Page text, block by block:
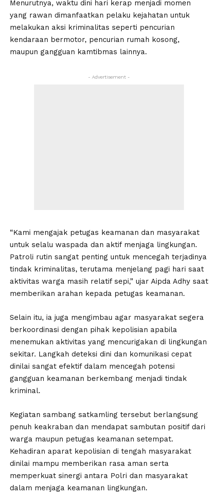
Menurutnya, waktu dini hari kerap menjadi momen
yang rawan dimanfaatkan pelaku kejahatan untuk
melakukan aksi kriminalitas seperti pencurian
kendaraan bermotor, pencurian rumah kosong,
maupun gangguan kamtibmas lainnya.
- Advertisement -
“Kami mengajak petugas keamanan dan masyarakat
untuk selalu waspada dan aktif menjaga lingkungan.
Patroli rutin sangat penting untuk mencegah terjadinya
tindak kriminalitas, terutama menjelang pagi hari saat
aktivitas warga masih relatif sepi,” ujar Aipda Adhy saat
memberikan arahan kepada petugas keamanan.
Selain itu, ia juga mengimbau agar masyarakat segera
berkoordinasi dengan pihak kepolisian apabila
menemukan aktivitas yang mencurigakan di lingkungan
sekitar. Langkah deteksi dini dan komunikasi cepat
dinilai sangat efektif dalam mencegah potensi
gangguan keamanan berkembang menjadi tindak
kriminal.
Kegiatan sambang satkamling tersebut berlangsung
penuh keakraban dan mendapat sambutan positif dari
warga maupun petugas keamanan setempat.
Kehadiran aparat kepolisian di tengah masyarakat
dinilai mampu memberikan rasa aman serta
memperkuat sinergi antara Polri dan masyarakat
dalam menjaga keamanan lingkungan.